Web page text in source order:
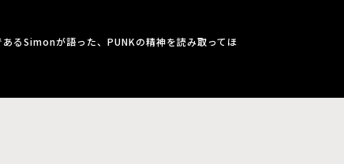
るSimonが語った、PUNKの精神を読み取ってほ